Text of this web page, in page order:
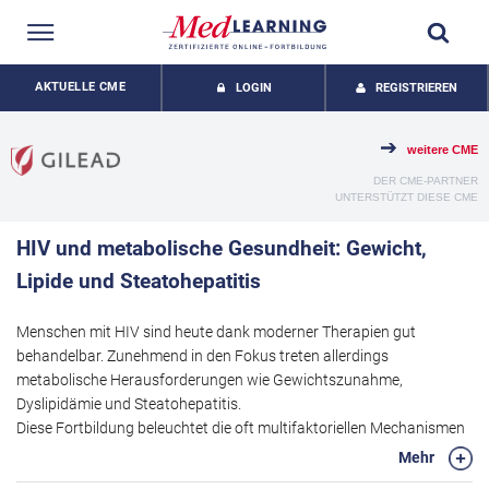
AKTUELLE CME LOGIN REGISTRIEREN
weitere CME
DER CME-PARTNER
UNTERSTÜTZT DIESE CME
HIV und metabolische Gesundheit: Gewicht,
Lipide und Steatohepatitis
Menschen mit HIV sind heute dank moderner Therapien gut
behandelbar. Zunehmend in den Fokus treten allerdings
metabolische Herausforderungen wie Gewichtszunahme,
Dyslipidämie und Steatohepatitis.
Diese Fortbildung beleuchtet die oft multifaktoriellen Mechanismen
hinter der Gewichtszunahme unter antiretroviraler Therapie, die
Mehr